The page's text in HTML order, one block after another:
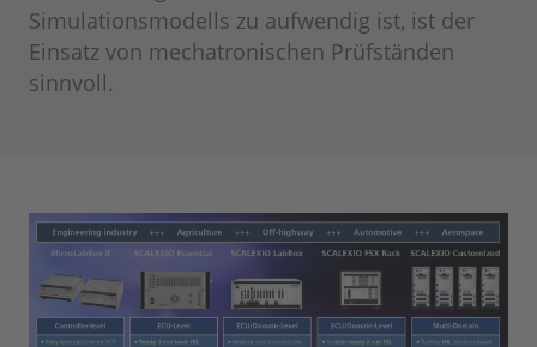
Simulationsmodells zu aufwendig ist, ist der
Einsatz von mechatronischen Prüfständen
sinnvoll.